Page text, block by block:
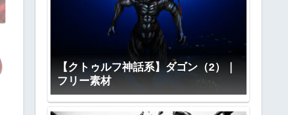
【クトゥルフ神話系】ダゴン（2）｜
フリー素材